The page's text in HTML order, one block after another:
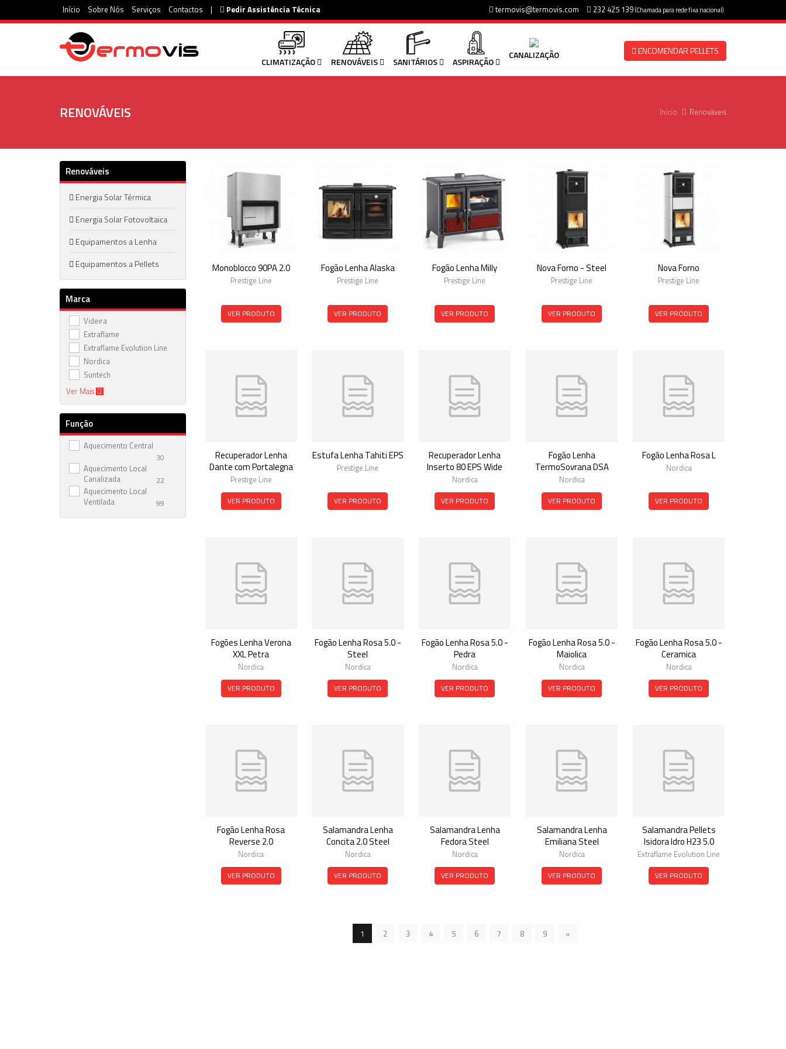
Início Sobre Nós Serviços Contactos | Pedir Assistência Técnica termovis@termovis.com 232 425 139(Chamada para rede fixa nacional)
CLIMATIZAÇÃO RENOVÁVEIS SANITÁRIOS ASPIRAÇÃO
CANALIZAÇÃO ENCOMENDAR PELLETS
Início Renováveis
RENOVÁVEIS
Renováveis
Energia Solar Térmica
Energia Solar Fotovoltaica
Equipamentos a Lenha
Equipamentos a Pellets
Marca
Videira
Extraflame
Extraflame Evolution Line
Nordica
Suntech
Ver Mais
Função
Aquecimento Central
30
Aquecimento Local
Canalizada
22
Aquecimento Local
Ventilada
99
Monoblocco 90PA 2.0
Prestige Line
VER PRODUTO
Fogão Lenha Alaska
Prestige Line
VER PRODUTO
Fogão Lenha Milly
Prestige Line
VER PRODUTO
Nova Forno - Steel
Prestige Line
VER PRODUTO
Nova Forno
Prestige Line
VER PRODUTO
Recuperador Lenha
Dante com Portalegna
Prestige Line
VER PRODUTO
Estufa Lenha Tahiti EPS
Prestige Line
VER PRODUTO
Recuperador Lenha
Inserto 80 EPS Wide
Nordica
VER PRODUTO
Fogão Lenha
TermoSovrana DSA
Nordica
VER PRODUTO
Fogão Lenha Rosa L
Nordica
VER PRODUTO
Fogões Lenha Verona
XXL Petra
Nordica
VER PRODUTO
Fogão Lenha Rosa 5.0 -
Steel
Nordica
VER PRODUTO
Fogão Lenha Rosa 5.0 -
Pedra
Nordica
VER PRODUTO
Fogão Lenha Rosa 5.0 -
Maiolica
Nordica
VER PRODUTO
Fogão Lenha Rosa 5.0 -
Ceramica
Nordica
VER PRODUTO
Fogão Lenha Rosa
Reverse 2.0
Nordica
VER PRODUTO
Salamandra Lenha
Concita 2.0 Steel
Nordica
VER PRODUTO
Salamandra Lenha
Fedora Steel
Nordica
VER PRODUTO
Salamandra Lenha
Emiliana Steel
Nordica
VER PRODUTO
Salamandra Pellets
Isidora Idro H23 5.0
Extraflame Evolution Line
VER PRODUTO
1 2 3 4 5 6 7 8 9 »